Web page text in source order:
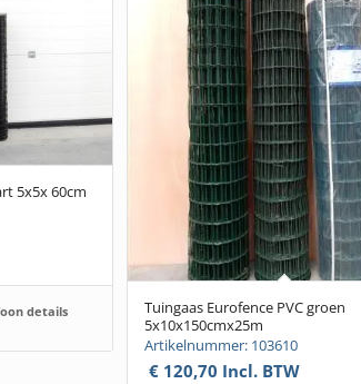
5x5x 60cm
details
Tuingaas Eurofence PVC groen
5x10x150cmx25m
Artikelnummer: 103610
€120,70 Incl. BTW